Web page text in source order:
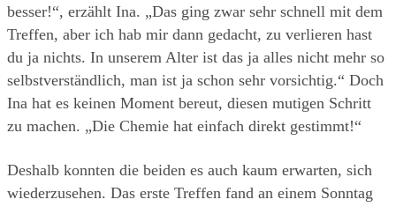
besser!“, erzählt Ina. „Das ging zwar sehr schnell mit dem
Treffen, aber ich hab mir dann gedacht, zu verlieren hast
du ja nichts. In unserem Alter ist das ja alles nicht mehr so
selbstverständlich, man ist ja schon sehr vorsichtig.“ Doch
Ina hat es keinen Moment bereut, diesen mutigen Schritt
zu machen. „Die Chemie hat einfach direkt gestimmt!“
Deshalb konnten die beiden es auch kaum erwarten, sich
wiederzusehen. Das erste Treffen fand an einem Sonntag